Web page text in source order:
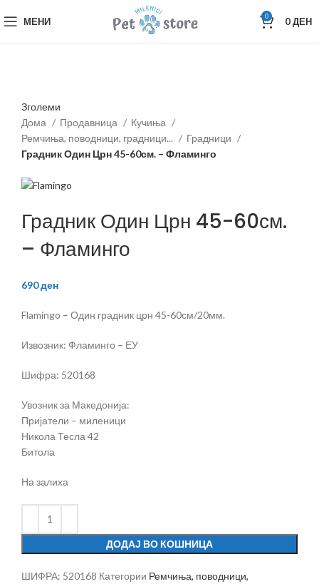
МЕНИ 0 0ДЕН
Зголеми
Дома
Продавница
Кучиња
Ремчиња, поводници, градници...
Градници
Градник Один Црн 45-60см. – Фламинго
Градник Один Црн 45-60см.
– Фламинго
690ден
Flamingo – Один градник црн 45-60см/20мм.
Извозник: Фламинго – ЕУ
Шифра: 520168
Увозник за Македонија:
Пријатели – миленици
Никола Тесла 42
Битола
На залиха
ДОДАЈ ВО КОШНИЦА
ШИФРА: 520168 Категории Ремчиња, поводници,